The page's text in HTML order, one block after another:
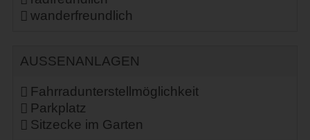
wanderfreundlich
AUSSENANLAGEN
Fahrradunterstellmöglichkeit
Parkplatz
Sitzecke im Garten